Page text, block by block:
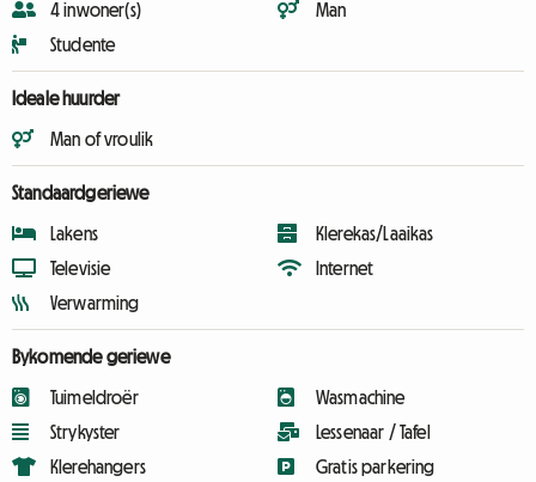
4 inwoner(s)
Studente
Man
Ideale huurder
Man of vroulik
Standaardgeriewe
Lakens
Televisie
Verwarming
Klerekas/Laaikas
Internet
Bykomende geriewe
Tuimeldroër
Strykyster
Klerehangers
Wasmachine
Lessenaar / Tafel
Gratis parkering